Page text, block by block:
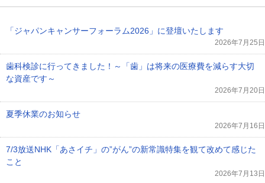
「ジャパンキャンサーフォーラム2026」に登壇いたします
2026年7月25日
歯科検診に行ってきました！～「歯」は将来の医療費を減らす大切
な資産です～
2026年7月20日
夏季休業のお知らせ
2026年7月16日
7/3放送NHK「あさイチ」の”がん”の新常識特集を観て改めて感じた
こと
2026年7月13日